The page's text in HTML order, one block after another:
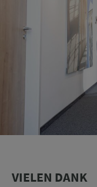
Ihre Daten, die Sie im
vertraulich. Nähere
Datenschutzerklärung
VIELEN DANK